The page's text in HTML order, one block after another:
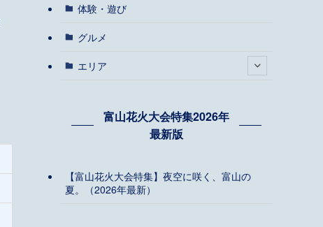
体験・遊び
グルメ
エリア
富山花火大会特集2026年
最新版
【富山花火大会特集】夜空に咲く、富山の
夏。（2026年最新）